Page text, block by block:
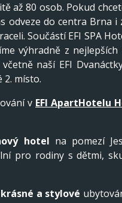
až 80 osob. Pokud
do centra Brna
Součástí EFI SPA
výhradně z
naší EFI
2. místo.
v EFI ApartHotelu
hotel na pomezí
pro rodiny s dětmi,
krásné a stylové